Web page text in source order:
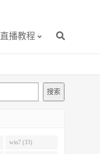
直播教程
搜索
win7 (33)